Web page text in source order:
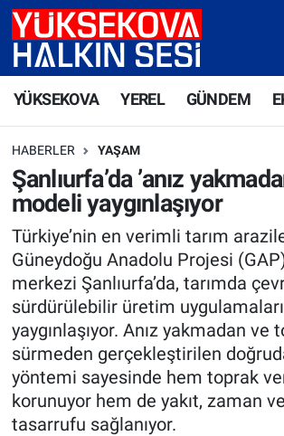
YÜKSEKOVA YEREL GÜNDEM
HABERLER YAŞAM
Şanlıurfa’da ’anız
modeli yaygınlaşıyor
Türkiye’nin en verimli tarım
Güneydoğu Anadolu Projesi
merkezi Şanlıurfa’da, tarımda
sürdürülebilir üretim uygulamaları
yaygınlaşıyor. Anız yakmadan ve
sürmeden gerçekleştirilen
yöntemi sayesinde hem toprak
korunuyor hem de yakıt, zaman
tasarrufu sağlanıyor.
Yüksekova Nöbetçi Eczaneler
Yüksekova Trafik Yoğunluk
Süper Lig Puan Durumu ve Fikstür
Tüm Manşetler
Son Dakika Haberleri
Haber Arşivi